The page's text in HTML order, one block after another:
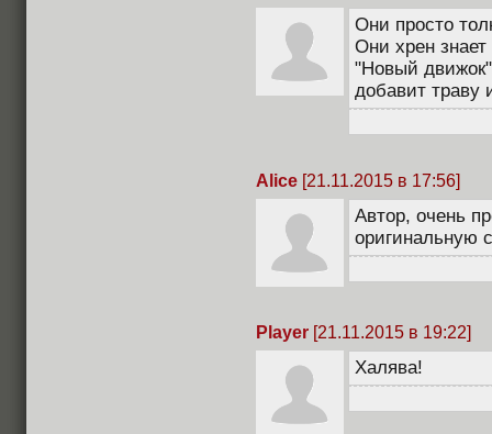
Они просто
Они хрен
"Новый
добавит траву
Alice [21.11.2015 в 17:56]
Автор, очень
оригинальную
Player [21.11.2015 в 19:22]
Халява!